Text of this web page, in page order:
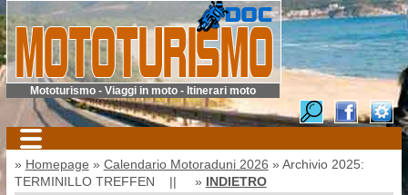
Mototurismo - Viaggi in moto - Itinerari moto
» Homepage » Calendario Motoraduni 2026 » Archivio 2025:
TERMINILLO TREFFEN || » INDIETRO